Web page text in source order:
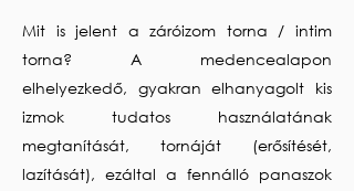
Mit is jelent a záróizom torna / intim
torna? A medencealapon
elhelyezkedő, gyakran elhanyagolt kis
izmok tudatos használatának
megtanítását, tornáját (erősítését,
lazítását), ezáltal a fennálló panaszok